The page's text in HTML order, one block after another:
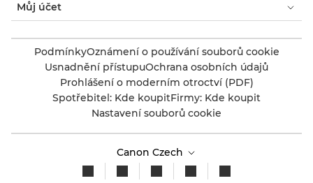
Můj účet
PodmínkyOznámení o používání souborů cookie
Usnadnění přístupuOchrana osobních údajů
Prohlášení o moderním otroctví (PDF)
Spotřebitel: Kde koupitFirmy: Kde koupit
Nastavení souborů cookie
Canon Czech